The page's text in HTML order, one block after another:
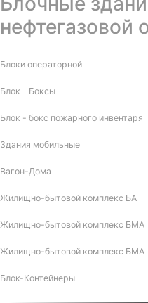
нефтегазовой
Блоки операторной
Блок - Боксы
Блок - бокс пожарного инвентаря
Здания мобильные
Вагон-Дома
Жилищно-бытовой комплекс БА
Жилищно-бытовой комплекс БМА
Жилищно-бытовой комплекс БМА
Блок-Контейнеры